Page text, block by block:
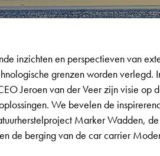
inzichten en perspectieven van
grenzen worden verlegd.
Jeroen van der Veer zijn visie op
We bevelen de
Marker Wadden,
de berging van de car carrier